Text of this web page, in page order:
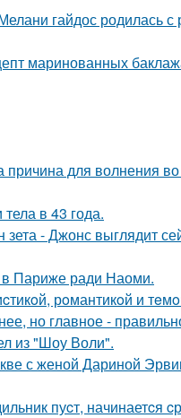
гайдос родилась с
маринованных
для волнения
в 43 года.
- Джонс выглядит
в Париже ради Наоми.
рoмантикoй и
но главное -
из "Шоу Воли".
с женой Дариной
пуcт, начинаетcя